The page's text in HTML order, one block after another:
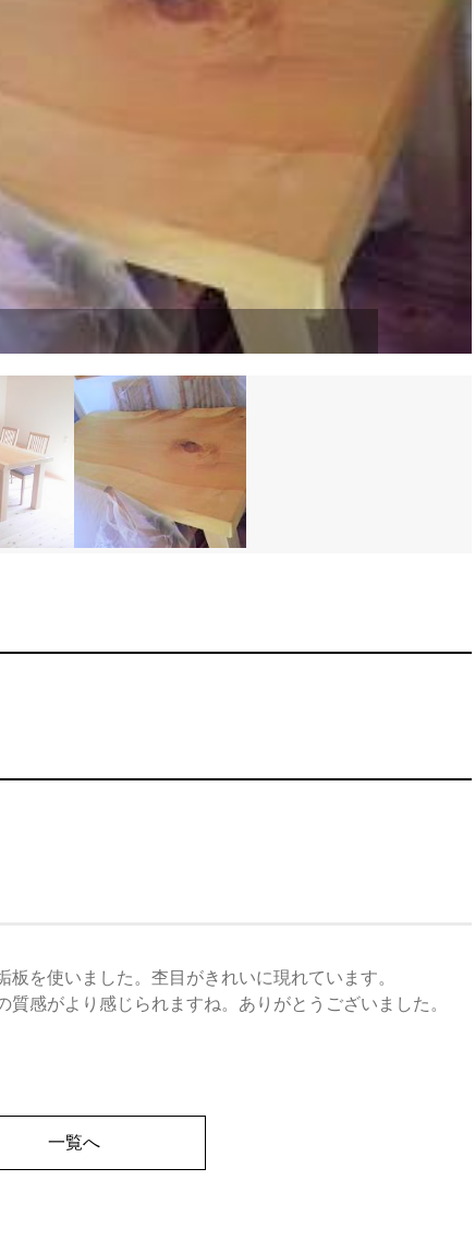
を使いました。杢目がきれいに現れています。
感がより感じられますね。ありがとうございました。
一覧へ